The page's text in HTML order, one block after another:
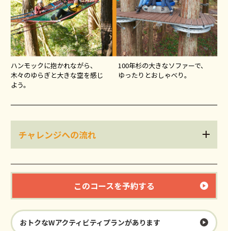
ハンモックに抱かれながら、
木々のゆらぎと大きな空を感じ
よう。
100年杉の大きなソファーで、
ゆったりとおしゃべり。
チャレンジへの流れ
このコースを予約する
おトクなWアクティビティプランがあります